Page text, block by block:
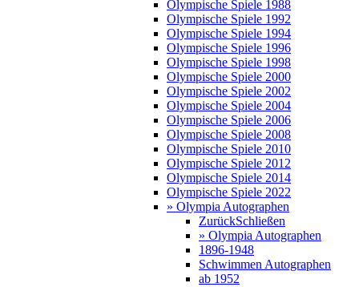
Olympische Spiele 1988
Olympische Spiele 1992
Olympische Spiele 1994
Olympische Spiele 1996
Olympische Spiele 1998
Olympische Spiele 2000
Olympische Spiele 2002
Olympische Spiele 2004
Olympische Spiele 2006
Olympische Spiele 2008
Olympische Spiele 2010
Olympische Spiele 2012
Olympische Spiele 2014
Olympische Spiele 2022
» Olympia Autographen
ZurückSchließen
» Olympia Autographen
1896-1948
Schwimmen Autographen
ab 1952